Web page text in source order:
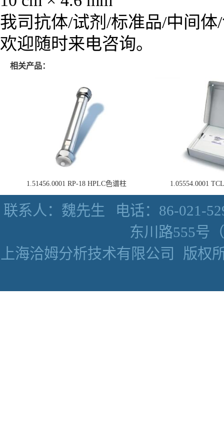
我司抗体/试剂/标准品/中间
欢迎随时来电咨询。
相关产品：
1.51456.0001 RP-18 HPLC色谱柱 1.05554.0001
联系人：魏先生
电话：86-021-
东川路555号
上海洽姆分析技术有限公司
版权